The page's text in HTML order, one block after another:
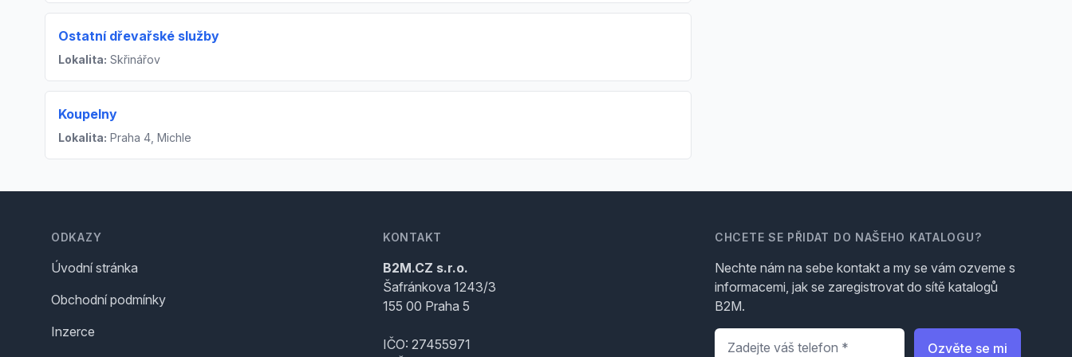
Ostatní dřevařské služby
Lokalita: Skřinářov
Koupelny
Lokalita: Praha 4, Michle
ODKAZY
Úvodní stránka
Obchodní podmínky
Inzerce
KONTAKT
B2M.CZ s.r.o.
Šafránkova 1243/3
155 00 Praha 5
IČO: 27455971
CHCETE SE PŘIDAT DO NAŠEHO KATALOGU?
Nechte nám na sebe kontakt a my se vám ozveme s
informacemi, jak se zaregistrovat do sítě katalogů
B2M.
Telefon
Ozvěte se mi